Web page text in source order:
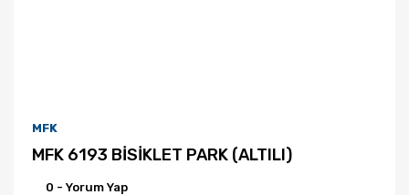
MFK
MFK 6193 BİSİKLET PARK (ALTILI)
0 - Yorum Yap